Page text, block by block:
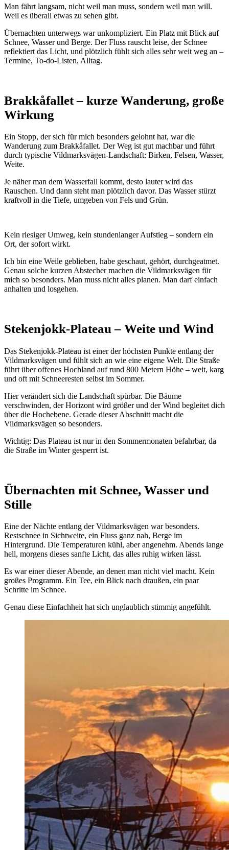
Man fährt langsam, nicht weil man muss, sondern weil man will.
Weil es überall etwas zu sehen gibt.
Übernachten unterwegs war unkompliziert. Ein Platz mit Blick auf
Schnee, Wasser und Berge. Der Fluss rauscht leise, der Schnee
reflektiert das Licht, und plötzlich fühlt sich alles sehr weit weg an –
Termine, To-do-Listen, Alltag.
Brakkåfallet – kurze Wanderung, große
Wirkung
Ein Stopp, der sich für mich besonders gelohnt hat, war die
Wanderung zum Brakkåfallet. Der Weg ist gut machbar und führt
durch typische Vildmarksvägen-Landschaft: Birken, Felsen, Wasser,
Weite.
Je näher man dem Wasserfall kommt, desto lauter wird das
Rauschen. Und dann steht man plötzlich davor. Das Wasser stürzt
kraftvoll in die Tiefe, umgeben von Fels und Grün.
Kein riesiger Umweg, kein stundenlanger Aufstieg – sondern ein
Ort, der sofort wirkt.
Ich bin eine Weile geblieben, habe geschaut, gehört, durchgeatmet.
Genau solche kurzen Abstecher machen die Vildmarksvägen für
mich so besonders. Man muss nicht alles planen. Man darf einfach
anhalten und losgehen.
Stekenjokk-Plateau – Weite und Wind
Das Stekenjokk-Plateau ist einer der höchsten Punkte entlang der
Vildmarksvägen und fühlt sich an wie eine eigene Welt. Die Straße
führt über offenes Hochland auf rund 800 Metern Höhe – weit, karg
und oft mit Schneeresten selbst im Sommer.
Hier verändert sich die Landschaft spürbar. Die Bäume
verschwinden, der Horizont wird größer und der Wind begleitet dich
über die Hochebene. Gerade dieser Abschnitt macht die
Vildmarksvägen so besonders.
Wichtig: Das Plateau ist nur in den Sommermonaten befahrbar, da
die Straße im Winter gesperrt ist.
Übernachten mit Schnee, Wasser und
Stille
Eine der Nächte entlang der Vildmarksvägen war besonders.
Restschnee in Sichtweite, ein Fluss ganz nah, Berge im
Hintergrund. Die Temperaturen kühl, aber angenehm. Abends lange
hell, morgens dieses sanfte Licht, das alles ruhig wirken lässt.
Es war einer dieser Abende, an denen man nicht viel macht. Kein
großes Programm. Ein Tee, ein Blick nach draußen, ein paar
Schritte im Schnee.
Genau diese Einfachheit hat sich unglaublich stimmig angefühlt.